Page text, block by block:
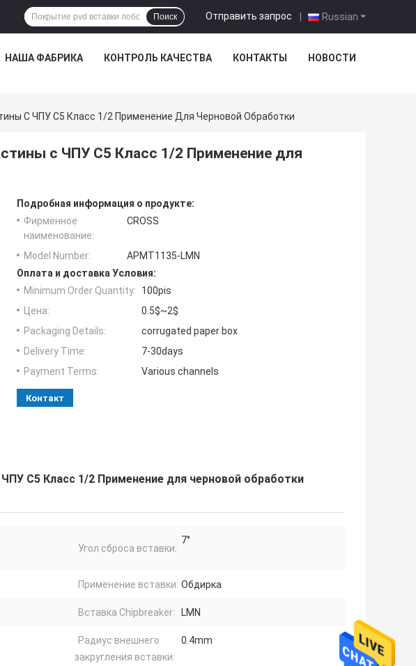
Russian
Отправить запрос |
Поиск
НАША ФАБРИКА КОНТРОЛЬ КАЧЕСТВА КОНТАКТЫ НОВОСТИ
С ЧПУ C5 Класс 1/2 Применение Для Черновой Обработки
с ЧПУ C5 Класс 1/2 Применение для
Подробная информация о продукте:
Фирменное
наименование:
CROSS
Model Number:
APMT1135-LMN
Оплата и доставка Условия:
Minimum Order Quantity:
100pis
Цена:
0.5$~2$
Packaging Details:
corrugated paper box
Delivery Time:
7-30days
Payment Terms:
Various channels
Контакт
C5 Класс 1/2 Применение для черновой обработки
Угол сброса вставки:
7°
Применение вставки: Обдирка
Вставка Chipbreaker: LMN
Радиус внешнего
закругления вставки:
0.4mm